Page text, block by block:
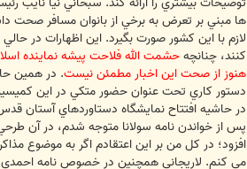
ها مبني بر تعرض به برخي از بانوان مسافر صحت
لازم با اين کشور صورت بگيرد. اين اظهارات در
کنند، چنانچهحشمت الله فلاحت پيشه نماينده
هنوز از صحت اين اخبار مطمئن نيست. در همين
دستور کاري تحت عنوان حضور متکي در اين
در حاشيه افتتاح نمايشگاه دستاوردهاي آستان
پس از خواندن نامه سولانا متوجه شدم، در آن
افزود؛ در کل من بر اين اعتقادم اگر به موضوع
مي کنم. لاريجاني همچنين در خصوص نامه احمدي